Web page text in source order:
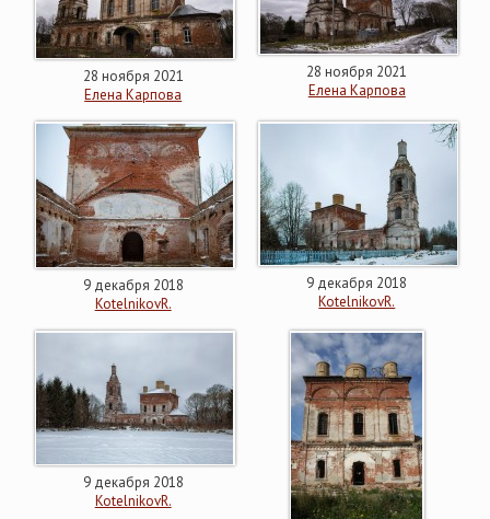
28 ноября 2021
Елена Карпова
28 ноября 2021
Елена Карпова
9 декабря 2018
KotelnikovR.
9 декабря 2018
KotelnikovR.
9 декабря 2018
KotelnikovR.